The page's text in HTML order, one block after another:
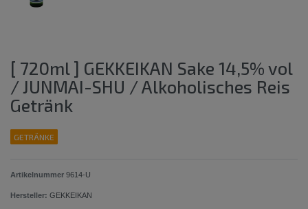
[ 720ml ] GEKKEIKAN Sake 14,5% vol
/ JUNMAI-SHU / Alkoholisches Reis
Getränk
GETRÄNKE
Artikelnummer 9614-U
Hersteller: GEKKEIKAN